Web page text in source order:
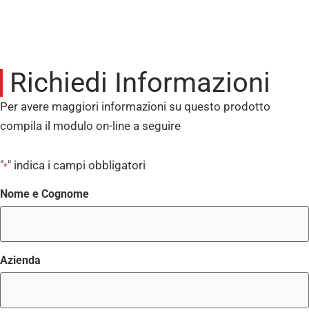
Richiedi Informazioni
Per avere maggiori informazioni su questo prodotto
compila il modulo on-line a seguire
"*" indica i campi obbligatori
Nome e Cognome
Azienda